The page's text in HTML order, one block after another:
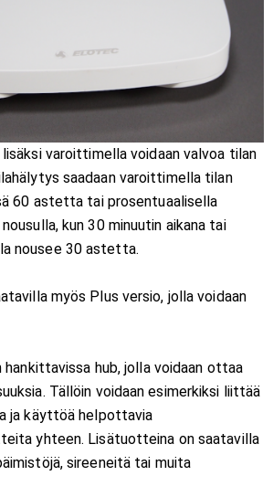
varoittimella voidaan valvoa tilan
saadaan varoittimella tilan
60 astetta tai prosentuaalisella
kun 30 minuutin aikana tai
nousee 30 astetta.
myös Plus versio, jolla voidaan
hankittavissa hub, jolla voidaan ottaa
Tällöin voidaan esimerkiksi liittää
ja käyttöä helpottavia
yhteen. Lisätuotteina on saatavilla
sireeneitä tai muita